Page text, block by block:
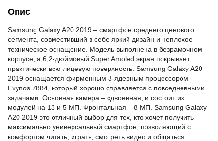
Опис
Samsung Galaxy A20 2019 – смартфон среднего ценового
сегмента, совместивший в себе яркий дизайн и неплохое
техническое оснащение. Модель выполнена в безрамочном
корпусе, а 6,2-дюймовый Super Amoled экран покрывает
практически всю лицевую поверхность. Samsung Galaxy A20
2019 оснащается фирменным 8-ядерным процессором
Exynos 7884, который хорошо справляется с повседневными
задачами. Основная камера – сдвоенная, и состоит из
модулей на 13 и 5 МП. Фронтальная – 8 МП. Samsung Galaxy
A20 2019 это отличный выбор для тех, кто хочет получить
максимально универсальный смартфон, позволяющий с
комфортом читать, играть, смотреть видео и общаться.